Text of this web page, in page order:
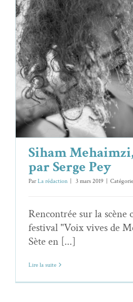
Siham Mehaimzi,
Serge
Focus Siham
Siham
par Serge Pey
ParLa rédaction | 3 mars 2019 |
Rencontrée sur la scène
festival "Voix vives de
Sète en [...]
Lire la suite